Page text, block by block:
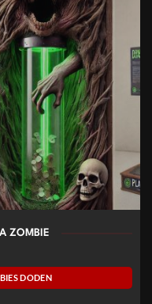
ZOMBIE
DODEN